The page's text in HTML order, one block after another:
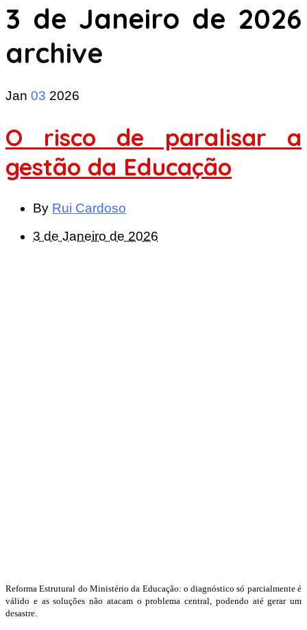
3 de Janeiro de 2026
archive
Jan 03 2026
O risco de paralisar a
gestão da Educação
By Rui Cardoso
3 de Janeiro de 2026
Reforma Estrutural do Ministério da Educação: o diagnóstico só parcialmente é
válido e as soluções não atacam o problema central, podendo até gerar um
desastre.